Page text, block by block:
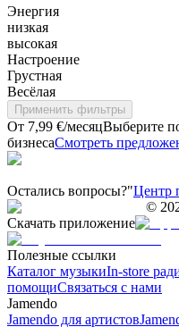
Энергия
низкая
высокая
Настроение
Грустная
Весёлая
Применить фильтры
От 7,99 €/месяцВыберите
бизнесаСмотреть
Остались вопросы?"Центр
©
Скачать приложение
Полезные ссылки
Каталог музыкиIn-store
помощиСвязаться с нами
Jamendo
Jamendo для артистов